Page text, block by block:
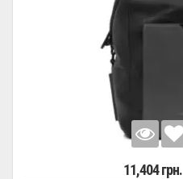
11,404 грн.